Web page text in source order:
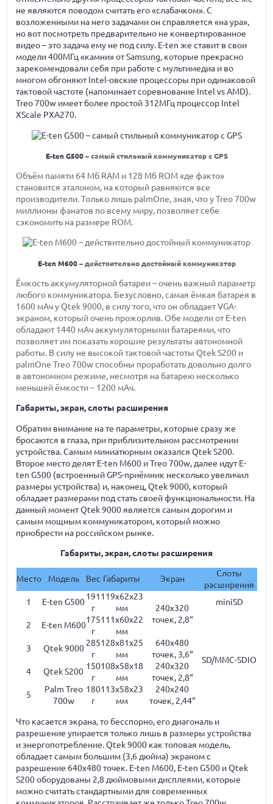
не являются поводом считать его «слабачком». С
возложенными на него задачами он справляется «на ура»,
но вот посмотреть предварительно не конвертированное
видео – это задача ему не под силу. E-ten же ставит в свои
модели 400МГц «камни» от Samsung, которые прекрасно
зарекомендовали себя при работе с мультимедиа и во
многом обгоняют Intel-овские процессоры при одинаковой
тактовой частоте (напоминает соревнование Intel vs AMD).
Treo 700w имеет более простой 312МГц процессор Intel
XScale PXA270.
E-ten G500– самый стильный коммуникатор с GPS
Объём памяти 64 Мб RAM и 128 Mб ROM «де факто»
становится эталоном, на который равняются все
производители. Только лишь palmOne, зная, что у Treo 700w
миллионы фанатов по всему миру, позволяет себе
сэкономить на размере ROM.
E-ten M600– действительно достойный коммуникатор
Ёмкость аккумуляторной батареи – очень важный параметр
любого коммуникатора. Безусловно, самая ёмкая батарея в
1600 мАч у Qtek 9000, в силу того, что он обладает VGA-
экраном, который очень прожорлив. Обе модели от E-ten
обладают 1440 мАч аккумуляторными батареями, что
позволяет им показать хорошие результаты автономной
работы. В силу не высокой тактовой частоты Qtek S200 и
palmOne Treo 700w способны проработать довольно долго
в автономном режиме, несмотря на батарею несколько
меньшей ёмкости – 1200 мАч.
Габариты, экран, слоты расширения
Обратим внимание на те параметры, которые сразу же
бросаются в глаза, при приблизительном рассмотрении
устройства. Самым миниатюрным оказался Qtek S200.
Второе место делят E-ten M600 и Treo 700w, далее идут E-
ten G500 (встроенный GPS-приёмник несколько увеличил
размеры устройства) и, наконец, Qtek 9000, который
обладает размерами под стать своей функциональности. На
данный момент Qtek 9000 является самым дорогим и
самым мощным коммуникатором, который можно
приобрести на российском рынке.
Габариты, экран, слоты расширения
Место Модель Вес Габариты Экран
Слоты
расширения
1
E-ten G500
191
г
119x62x23
мм
240x320
точек, 2,8“
miniSD
2 E-ten M600
175
г
111x60x22
мм
SD/MMC-SDIO
3 Qtek 9000
285
г
128x81x25
мм
640x480
точек, 3,6“
4
Qtek S200
150
г
108x58x18
мм
240x320
точек, 2,8“
5
Palm Treo
700w
180
г
113x58x23
мм
240x240
точек, 2,44“
Что касается экрана, то бесспорно, его диагональ и
разрешение упирается только лишь в размеры устройства
и энергопотребление. Qtek 9000 как топовая модель,
обладает самым большим (3,6 дюйма) экраном с
разрешение 640х480 точек. E-ten M600, E-ten G500 и Qtek
S200 оборудованы 2,8 дюймовыми дисплеями, которые
можно считать стандартными для современных